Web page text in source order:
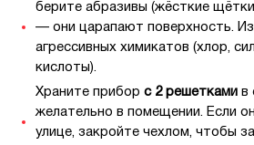
берите абразивы (жёсткие
— они царапают поверхность.
агрессивных химикатов (хлор,
кислоты).
Храните прибор с 2 решетками в
желательно в помещении. Если
улице, закройте чехлом, чтобы